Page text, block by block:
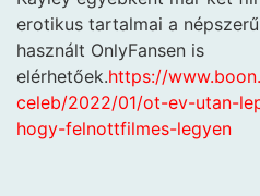
erotikus tartalmai a
használt OnlyFansen is
elérhetőek.https://
celeb/2022/01/ot-ev-utan-
hogy-felnottfilmes-legyen